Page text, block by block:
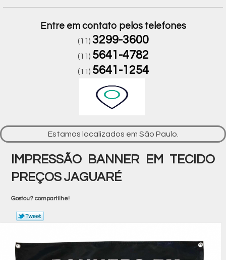
Entre em contato pelos telefones
(11) 3299-3600
(11) 5641-4782
(11) 5641-1254
Estamos localizados em São Paulo.
IMPRESSÃO BANNER EM TECIDO
PREÇOS JAGUARÉ
Gostou? compartilhe!